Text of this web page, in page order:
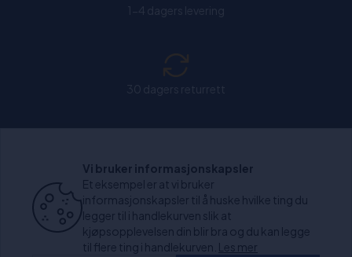
Chat: Åpen alle hverdager fra kl. 11:00-15:30.
+1000 anmeldelser
Vi bruker informasjonskapsler
Et eksempel er at vi bruker
informasjonskapsler til å huske hvilke ting du
legger til i handlekurven slik at
kjøpsopplevelsen din blir bra og du kan legge
til flere ting i handlekurven. Les mer